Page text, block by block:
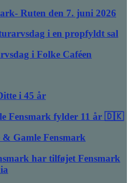
Ruten den 7. juni 2026
i en propfyldt sal
i Folke Caféen
i 45 år
Fensmark fylder 11 år 🇩🇰
Gamle Fensmark
har tilføjet Fensmark